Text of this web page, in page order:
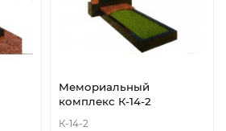
Мемориальный
комплекс К-14-2
К-14-2